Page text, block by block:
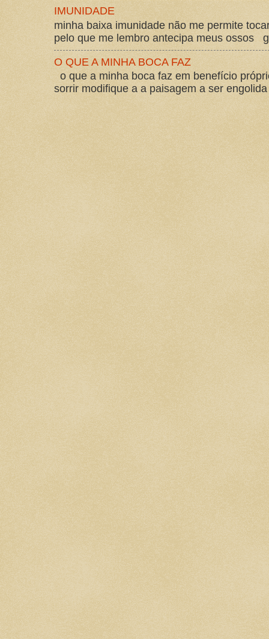
IMUNIDADE
minha baixa imunidade não me permite
pelo que me lembro antecipa meus ossos
O QUE A MINHA BOCA FAZ
o que a minha boca faz em benefício
sorrir modifique a a paisagem a ser